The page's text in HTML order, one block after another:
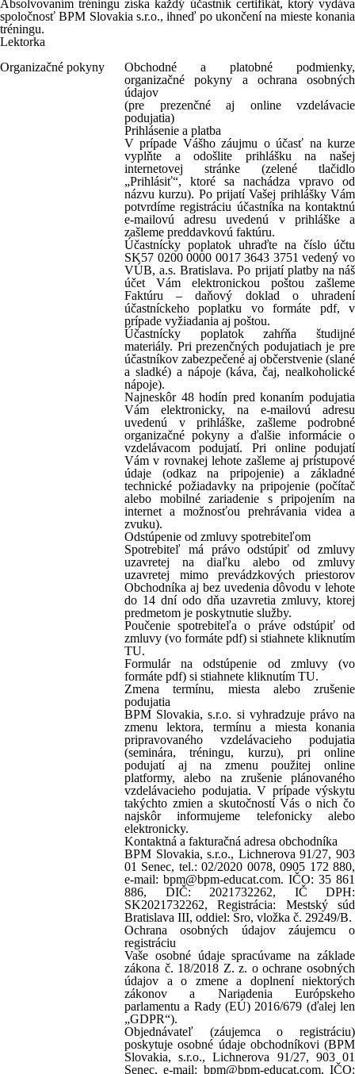
Absolvovaním tréningu získa každý účastník certifikát, ktorý vydáva
spoločnosť BPM Slovakia s.r.o., ihneď po ukončení na mieste konania
tréningu.
Lektorka
Organizačné pokyny
Obchodné a platobné podmienky,
organizačné pokyny a ochrana osobných
údajov
(pre prezenčné aj online vzdelávacie
podujatia)
Prihlásenie a platba
V prípade Vášho záujmu o účasť na kurze
vyplňte a odošlite prihlášku na našej
internetovej stránke (zelené tlačidlo
„Prihlásiť“, ktoré sa nachádza vpravo od
názvu kurzu). Po prijatí Vašej prihlášky Vám
potvrdíme registráciu účastníka na kontaktnú
e-mailovú adresu uvedenú v prihláške a
zašleme preddavkovú faktúru.
Účastnícky poplatok uhraďte na číslo účtu
SK57 0200 0000 0017 3643 3751 vedený vo
VÚB, a.s. Bratislava. Po prijatí platby na náš
účet Vám elektronickou poštou zašleme
Faktúru – daňový doklad o uhradení
účastníckeho poplatku vo formáte pdf, v
prípade vyžiadania aj poštou.
Účastnícky poplatok zahŕňa študijné
materiály. Pri prezenčných podujatiach je pre
účastníkov zabezpečené aj občerstvenie (slané
a sladké) a nápoje (káva, čaj, nealkoholické
nápoje).
Najneskôr 48 hodín pred konaním podujatia
Vám elektronicky, na e-mailovú adresu
uvedenú v prihláške, zašleme podrobné
organizačné pokyny a ďalšie informácie o
vzdelávacom podujatí. Pri online podujatí
Vám v rovnakej lehote zašleme aj prístupové
údaje (odkaz na pripojenie) a základné
technické požiadavky na pripojenie (počítač
alebo mobilné zariadenie s pripojením na
internet a možnosťou prehrávania videa a
zvuku).
Odstúpenie od zmluvy spotrebiteľom
Spotrebiteľ má právo odstúpiť od zmluvy
uzavretej na diaľku alebo od zmluvy
uzavretej mimo prevádzkových priestorov
Obchodníka aj bez uvedenia dôvodu v lehote
do 14 dní odo dňa uzavretia zmluvy, ktorej
predmetom je poskytnutie služby.
Poučenie spotrebiteľa o práve odstúpiť od
zmluvy (vo formáte pdf) si stiahnete kliknutím
TU.
Formulár na odstúpenie od zmluvy (vo
formáte pdf) si stiahnete kliknutím TU.
Zmena termínu, miesta alebo zrušenie
podujatia
BPM Slovakia, s.r.o. si vyhradzuje právo na
zmenu lektora, termínu a miesta konania
pripravovaného vzdelávacieho podujatia
(seminára, tréningu, kurzu), pri online
podujatí aj na zmenu použitej online
platformy, alebo na zrušenie plánovaného
vzdelávacieho podujatia. V prípade výskytu
takýchto zmien a skutočností Vás o nich čo
najskôr informujeme telefonicky alebo
elektronicky.
Kontaktná a fakturačná adresa obchodníka
BPM Slovakia, s.r.o., Lichnerova 91/27, 903
01 Senec, tel.: 02/2020 0078, 0905 172 880,
e-mail: bpm@bpm-educat.com. IČO: 35 861
886, DIČ: 2021732262, IČ DPH:
SK2021732262, Registrácia: Mestský súd
Bratislava III, oddiel: Sro, vložka č. 29249/B.
Ochrana osobných údajov záujemcu o
registráciu
Vaše osobné údaje spracúvame na základe
zákona č. 18/2018 Z. z. o ochrane osobných
údajov a o zmene a doplnení niektorých
zákonov a Nariadenia Európskeho
parlamentu a Rady (EÚ) 2016/679 (ďalej len
„GDPR“).
Objednávateľ (záujemca o registráciu)
poskytuje osobné údaje obchodníkovi (BPM
Slovakia, s.r.o., Lichnerova 91/27, 903 01
Senec, e-mail: bpm@bpm-educat.com, IČO: